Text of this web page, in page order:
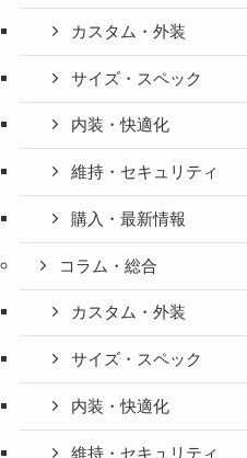
カスタム・外装
サイズ・スペック
内装・快適化
維持・セキュリティ
購入・最新情報
コラム・総合
カスタム・外装
サイズ・スペック
内装・快適化
維持・セキュリティ